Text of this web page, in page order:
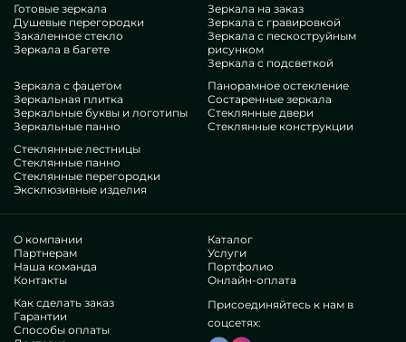
Готовые зеркала
Душевые перегородки
Закаленное стекло
Зеркала в багете
Зеркала на заказ
Зеркала с гравировкой
Зеркала с пескоструйным
рисунком
Зеркала с подсветкой
Зеркала с фацетом
Зеркальная плитка
Зеркальные буквы и логотипы
Зеркальные панно
Панорамное остекление
Состаренные зеркала
Стеклянные двери
Стеклянные конструкции
Стеклянные лестницы
Стеклянные панно
Стеклянные перегородки
Эксклюзивные изделия
О компании
Партнерам
Наша команда
Контакты
Каталог
Услуги
Портфолио
Онлайн-оплата
Как сделать заказ
Гарантии
Способы оплаты
Присоединяйтесь к нам в
соцсетях: